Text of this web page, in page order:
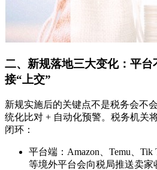
二、新规落地三大变化：平台
接“上交⁠”
新规实施后的关键点不是税务会不
统化比对 + 自动化预警。税务机关
闭环：
平台端：Amazon、Temu、Tik
等境外平台会向税局推送卖家